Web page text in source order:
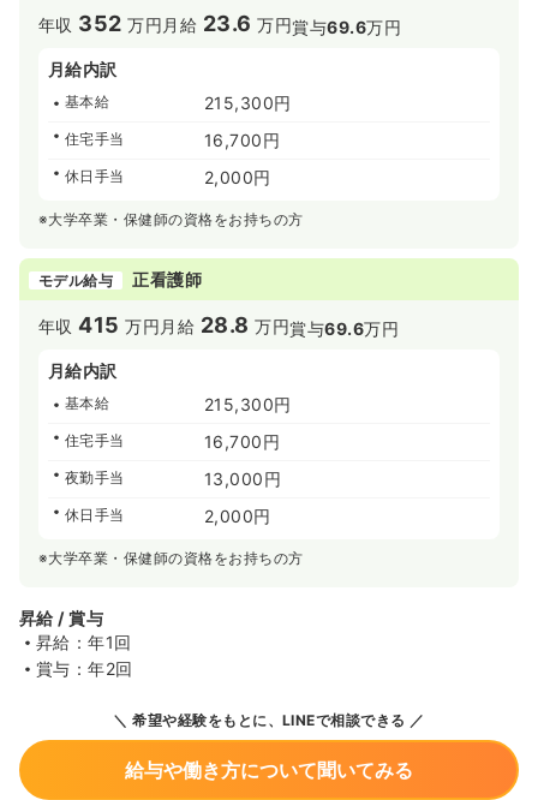
年収 352 万円 月給 23.6 万円賞与69.6万円
月給内訳
基本給 215,300円
住宅手当 16,700円
休日手当 2,000円
※大学卒業・保健師の資格をお持ちの方
モデル給与 正看護師
年収415 万円 月給 28.8 万円賞与69.6万円
月給内訳
基本給 215,300円
住宅手当 16,700円
夜勤手当 13,000円
休日手当 2,000円
※大学卒業・保健師の資格をお持ちの方
昇給 / 賞与
昇給：年1回
賞与：年2回
希望や経験をもとに、LINEで相談できる
給与や働き方について聞いてみる